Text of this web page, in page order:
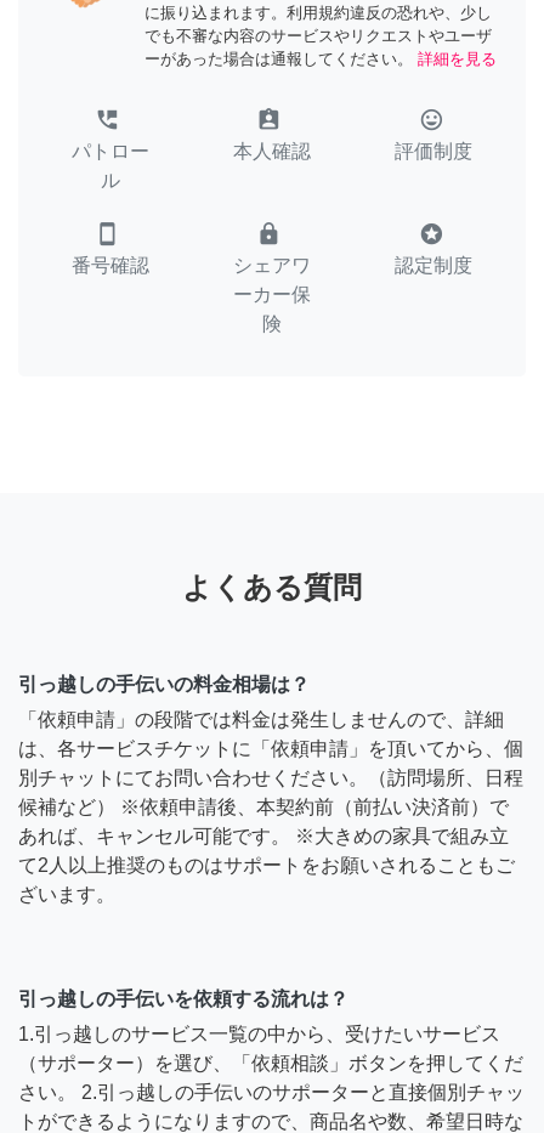
に振り込まれます。利用規約違反の恐れや、少し
でも不審な内容のサービスやリクエストやユーザ
ーがあった場合は通報してください。
詳細を見る
perm_phone_msg
パトロー
ル
assignment_ind
本人確認
tag_faces
評価制度
smartphone
番号確認
lock
シェアワ
ーカー保
険
stars
認定制度
よくある質問
引っ越しの手伝いの料金相場は？
「依頼申請」の段階では料金は発生しませんので、詳細
は、各サービスチケットに「依頼申請」を頂いてから、個
別チャットにてお問い合わせください。（訪問場所、日程
候補など） ※依頼申請後、本契約前（前払い決済前）で
あれば、キャンセル可能です。 ※大きめの家具で組み立
て2人以上推奨のものはサポートをお願いされることもご
ざいます。
引っ越しの手伝いを依頼する流れは？
1.引っ越しのサービス一覧の中から、受けたいサービス
（サポーター）を選び、「依頼相談」ボタンを押してくだ
さい。 2.引っ越しの手伝いのサポーターと直接個別チャッ
トができるようになりますので、商品名や数、希望日時な